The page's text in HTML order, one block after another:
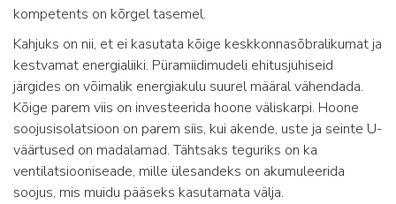
kompetents on kõrgel tasemel.
Kahjuks on nii, et ei kasutata kõige keskkonnasõbralikumat ja
kestvamat energialiiki. Püramiidimudeli ehitusjuhiseid
järgides on võimalik energiakulu suurel määral vähendada.
Kõige parem viis on investeerida hoone väliskarpi. Hoone
soojusisolatsioon on parem siis, kui akende, uste ja seinte U-
väärtused on madalamad. Tähtsaks teguriks on ka
ventilatsiooniseade, mille ülesandeks on akumuleerida
soojus, mis muidu pääseks kasutamata välja.